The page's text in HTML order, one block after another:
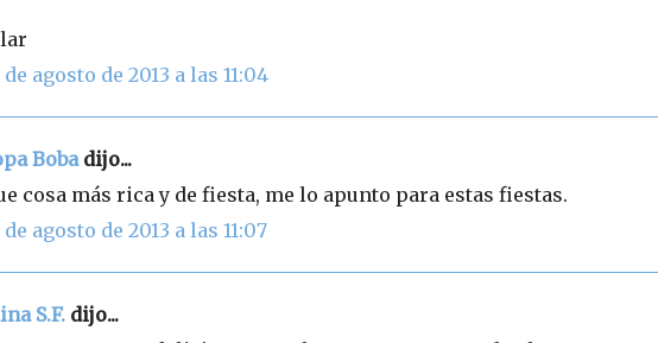
de agosto de 2013 a las 11:04
Bobadijo...
cosa más rica y de fiesta, me lo apunto para estas fiestas.
de agosto de 2013 a las 11:07
S.F. dijo...